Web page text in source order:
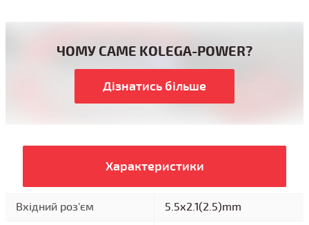
ЧОМУ САМЕ KOLEGA-POWER?
Дізнатись більше
Характеристики
Вхідний роз'єм
5.5x2.1(2.5)mm